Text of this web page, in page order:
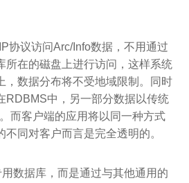
协议访问Arc/Info数据，不用通过
所在的磁盘上进行访问，这样系统
，数据分布将不受地域限制。同时
RDBMS中，另一部分数据以传统
而客户端的应用将以同一种方式
同对客户而言是完全透明的。
数据库，而是通过与其他通用的